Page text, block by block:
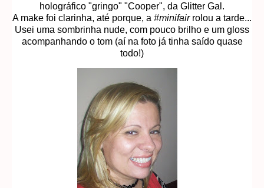
holográfico "gringo" "Cooper", da Glitter Gal.
A make foi clarinha, até porque, a #minifairrolou a tarde...
Usei uma sombrinha nude, com pouco brilho e um gloss
acompanhando o tom (aí na foto já tinha saído quase
todo!)